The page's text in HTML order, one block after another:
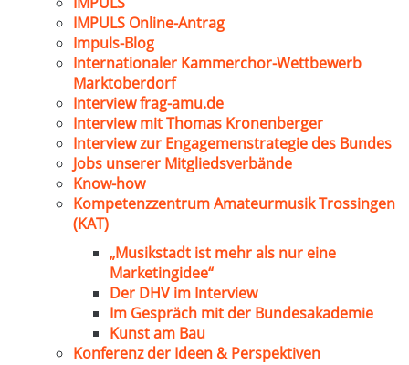
IMPULS Online-Antrag
Impuls-Blog
Internationaler Kammerchor-Wettbewerb
Marktoberdorf
Interview frag-amu.de
Interview mit Thomas Kronenberger
Interview zur Engagemenstrategie des Bundes
Jobs unserer Mitgliedsverbände
Know-how
Kompetenzzentrum Amateurmusik Trossingen
(KAT)
„Musikstadt ist mehr als nur eine
Marketingidee“
Der DHV im Interview
Im Gespräch mit der Bundesakademie
Kunst am Bau
Konferenz der Ideen & Perspektiven